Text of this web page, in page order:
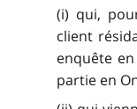
(i) qui,
client
enquête
partie en